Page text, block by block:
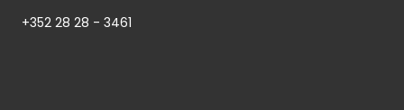
+352 28 28 - 3461